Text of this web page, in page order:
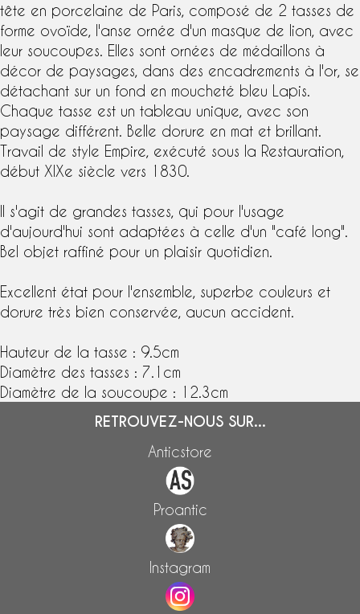
tête en porcelaine de Paris , composé de 2 tasses de
forme ovoïde, l'anse ornée d'un masque de lion, avec
leur soucoupes. Elles sont ornées de médaillons à
décor de paysages, dans des encadrements à l'or, se
détachant sur un fond en moucheté bleu Lapis.
Chaque tasse est un tableau unique, avec son
paysage différent. Belle dorure en mat et brillant.
Travail de style Empire, exécuté sous la Restauration,
début XIXe siècle vers 1830.
Il s'agit de grandes tasses, qui pour l'usage
d'aujourd'hui sont adaptées à celle d'un "café long".
Bel objet raffiné pour un plaisir quotidien.
Excellent état pour l'ensemble, superbe couleurs et
dorure très bien conservée, aucun accident.
Hauteur de la tasse : 9.5cm
Diamètre des tasses : 7.1cm
Diamètre de la soucoupe : 12.3cm
RETROUVEZ-NOUS SUR...
Anticstore
Proantic
Instagram